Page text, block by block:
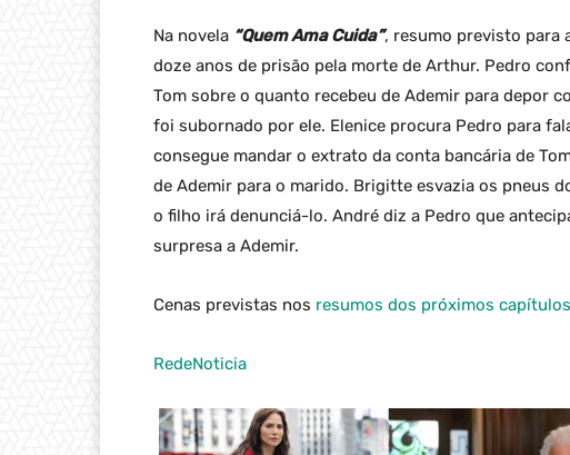
Na novela “Quem Ama Cuida”, resumo previsto para
doze anos de prisão pela morte de Arthur. Pedro
Tom sobre o quanto recebeu de Ademir para depor
foi subornado por ele. Elenice procura Pedro para
consegue mandar o extrato da conta bancária de
de Ademir para o marido. Brigitte esvazia os pneus
o filho irá denunciá-lo. André diz a Pedro que
surpresa a Ademir.
Cenas previstas nos resumos dos próximos capítulos
RedeNoticia